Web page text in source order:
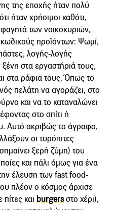
της εποχής ήταν πολύ
ήταν χρήσιμοι καθότι,
των νοικοκυριών,
προϊόντων: Ψωμί,
λογής-λογής
στα εργαστήριά τους,
στα ράφια τους. Όπως το
πελάτη να αγοράζει, στο
και να το καταναλώνει
στο σπίτι ή
Αυτό ακριβώς το άγραφο,
οι τυρόπιτες
ξερή ζύμη) του
και πάλι όμως για ένα
έλευση των fast food-
πλέον ο κόσμος άρχισε
και burgersστο χέρι),